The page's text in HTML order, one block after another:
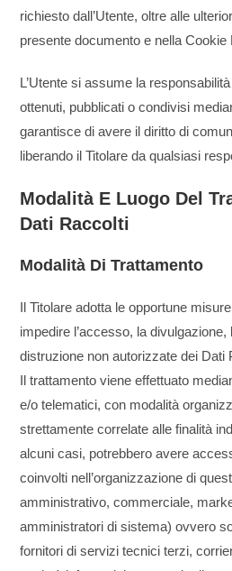
richiesto dall’Utente, oltre alle
presente documento e nella Cookie
L’Utente si assume la
ottenuti, pubblicati o condivisi
garantisce di avere il diritto di
liberando il Titolare da qualsiasi
Modalità E Luogo Del
Dati Raccolti
Modalità Di Trattamento
Il Titolare adotta le opportune
impedire l’accesso, la
distruzione non autorizzate dei Dati
Il trattamento viene effettuato
e/o telematici, con modalità
strettamente correlate alle finalità
alcuni casi, potrebbero avere
coinvolti nell’organizzazione di
amministrativo, commerciale,
amministratori di sistema) ovvero
fornitori di servizi tecnici terzi,